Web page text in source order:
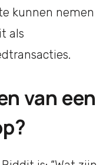
kunnen nemen
als
van een